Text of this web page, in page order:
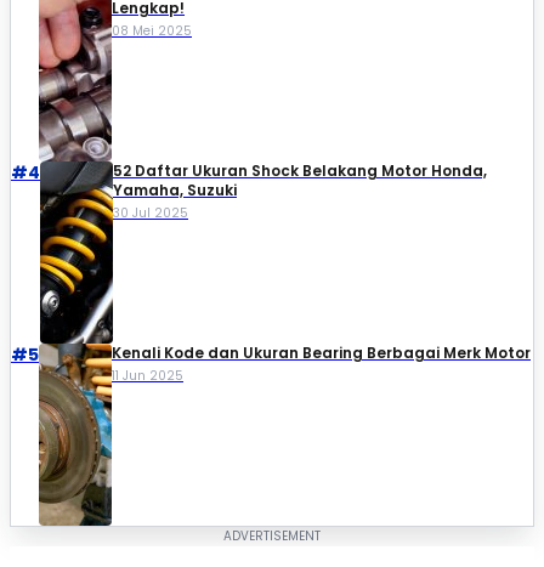
Lengkap!
08 Mei 2025
#4
52 Daftar Ukuran Shock Belakang Motor Honda,
Yamaha, Suzuki​
30 Jul 2025
#5 Kenali Kode dan Ukuran Bearing Berbagai Merk Motor
11 Jun 2025